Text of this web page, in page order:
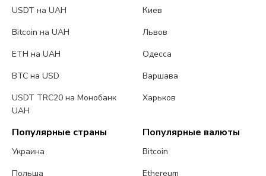
USDT на UAH
Bitcoin на UAH
ETH на UAH
BTC на USD
USDT TRC20 на Монобанк
UAH
Киев
Львов
Одесса
Варшава
Харьков
Популярные страны
Украина
Польша
Популярные валюты
Bitcoin
Ethereum